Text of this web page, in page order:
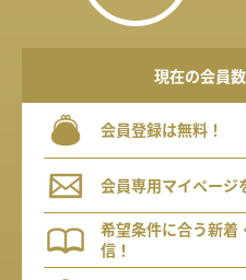
現在の会員数
会員登録は無料！
会員専用マイページ
希望条件に合う新着
信！